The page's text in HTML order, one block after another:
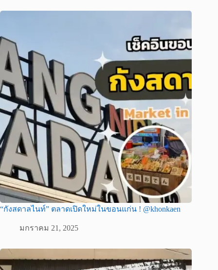
“กังสดาลไนท์” ตลาดเปิดใหม่ในขอนแก่น ! @khonkaen
มกราคม 21, 2025